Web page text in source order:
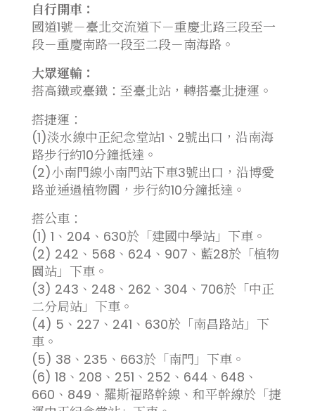
自行開車：
國道1號－臺北交流道下－重慶北路三段至一
段－重慶南路一段至二段－南海路。
大眾運輸：
搭高鐵或臺鐵：至臺北站，轉搭臺北捷運。
搭捷運：
(1)淡水線中正紀念堂站1、2號出口，沿南海
路步行約10分鐘抵達。
(2)小南門線小南門站下車3號出口，沿博愛
路並通過植物園，步行約10分鐘抵達。
搭公車：
(1) 1、204、630於「建國中學站」下車。
(2) 242、568、624、907、藍28於「植物
園站」下車。
(3) 243、248、262、304、706於「中正
二分局站」下車。
(4) 5、227、241、630於「南昌路站」下
車。
(5) 38、235、663於「南門」下車。
(6) 18、208、251、252、644、648、
660、849、羅斯福路幹線、和平幹線於「捷